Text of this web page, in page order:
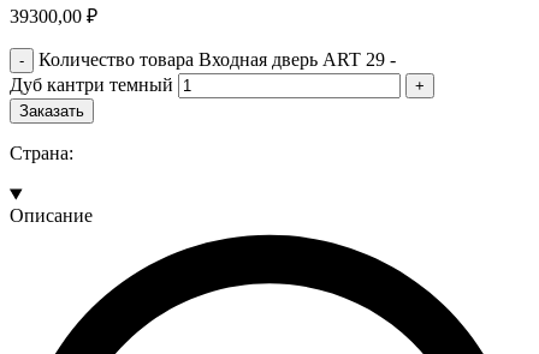
39300,00 ₽
Количество товара Входная дверь ART 29 -
Дуб кантри темный
Заказать
Страна:
Описание